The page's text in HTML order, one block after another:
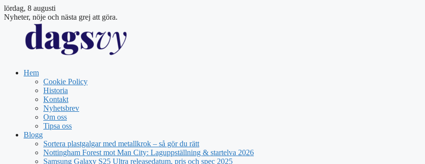
lördag, 8 augusti
Nyheter, nöje och nästa grej att göra.
Hem
Cookie Policy
Historia
Kontakt
Nyhetsbrev
Om oss
Tipsa oss
Blogg
Sortera plastgalgar med metallkrok – så gör du rätt
Nottingham Forest mot Man City: Laguppställning & startelva 2026
Samsung Galaxy S25 Ultra releasedatum, pris och spec 2025